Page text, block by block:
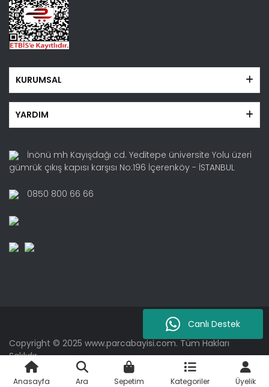
KURUMSAL
YARDIM
İnönü mh Kayışdağı cd. Yeditepe üniversite Yolu üzeri
gümrük çıkış kapısı karşısı No:196 İçerenköy - İSTANBUL
0850 800 66 66
Copyright © 2025 www.parcabayisi.com. Tüm Hakları
Saklıdır.
Canlı Destek
Anasayfa Ara Sepetim Kategoriler Üyelik
ideasoft e-